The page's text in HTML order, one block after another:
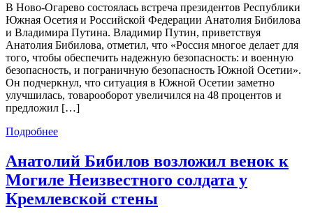
В Ново-Огарево состоялась встреча президентов Республики
Южная Осетия и Российской Федерации Анатолия Бибилова
и Владимира Путина. Владимир Путин, приветствуя
Анатолия Бибилова, отметил, что «Россия многое делает для
того, чтобы обеспечить надежную безопасность: и военную
безопасность, и пограничную безопасность Южной Осетии».
Он подчеркнул, что ситуация в Южной Осетии заметно
улучшилась, товарооборот увеличился на 48 процентов и
предложил […]
Подробнее
Анатолий Бибилов возложил венок к
Могиле Неизвестного солдата у
Кремлевской стены